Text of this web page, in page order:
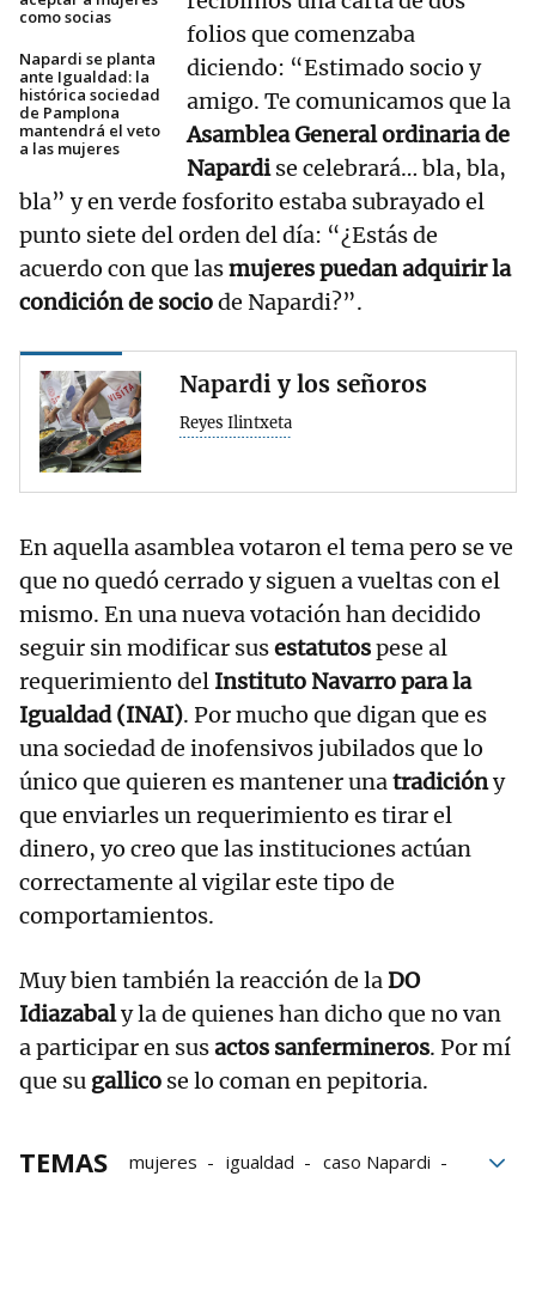
como socias
Napardi se planta
ante Igualdad: la
histórica sociedad
de Pamplona
mantendrá el veto
a las mujeres
folios que comenzaba
diciendo: “Estimado socio y
amigo. Te comunicamos que la
Asamblea General ordinaria de
Napardise celebrará… bla, bla,
bla” y en verde fosforito estaba subrayado el
punto siete del orden del día: “¿Estás de
acuerdo con que lasmujeres puedan adquirir la
condición de sociode Napardi?”.
Napardi y los señoros
Reyes Ilintxeta
En aquella asamblea votaron el tema pero se ve
que no quedó cerrado y siguen a vueltas con el
mismo. En una nueva votación han decidido
seguir sin modificar susestatutospese al
requerimiento del Instituto Navarro para la
Igualdad (INAI). Por mucho que digan que es
una sociedad de inofensivos jubilados que lo
único que quieren es mantener unatradicióny
que enviarles un requerimiento es tirar el
dinero, yo creo que las instituciones actúan
correctamente al vigilar este tipo de
comportamientos.
Muy bien también la reacción de laDO
Idiazabaly la de quienes han dicho que no van
a participar en susactos sanfermineros. Por mí
que su gallico se lo coman en pepitoria.
TEMAS mujeres igualdad
caso Napardi